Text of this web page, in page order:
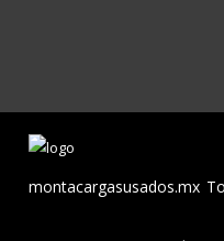
montacargasusados.mx